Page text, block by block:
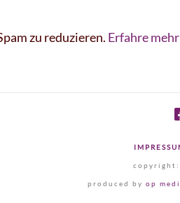
zu reduzieren. Erfahre
produced by op